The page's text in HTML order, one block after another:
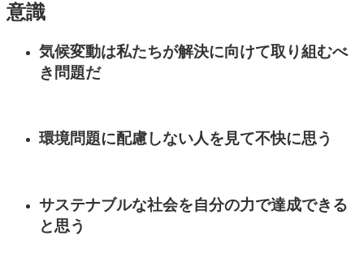
意識
気候変動は私たちが解決に向けて取り組むべ
き問題だ
環境問題に配慮しない人を見て不快に思う
サステナブルな社会を自分の力で達成できる
と思う